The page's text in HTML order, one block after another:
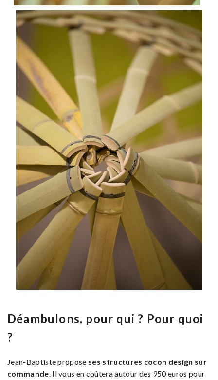
Déambulons, pour qui ? Pour quoi
?
Jean-Baptiste propose ses structures cocon design sur
commande. Il vous en coûtera autour des 950 euros pour